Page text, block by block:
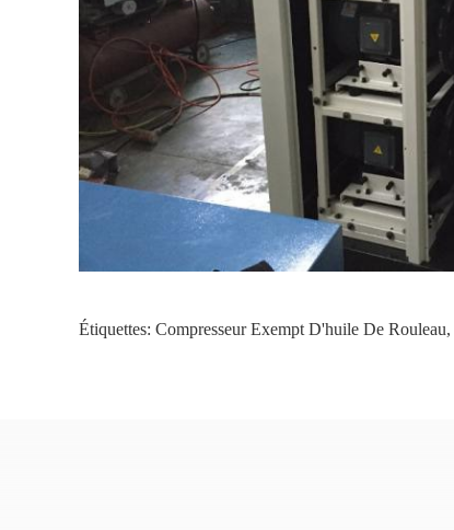
Étiquettes: Compresseur Exempt D'huile De Rouleau,